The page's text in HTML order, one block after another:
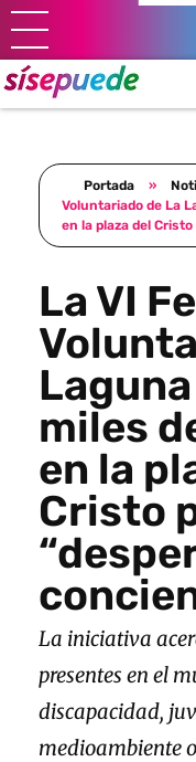
Sí se puede Canarias
Únete al movimiento ecosocialista
Portada »
Voluntariado de La
en la plaza del
La VI
miles
en la
Cristo
La iniciativa
presentes en el
discapacidad,
medioambiente